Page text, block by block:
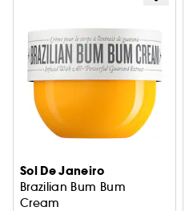
Sol De Janeiro
Brazilian Bum Bum
Cream